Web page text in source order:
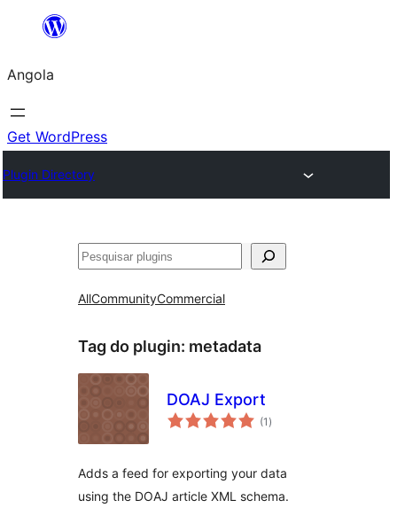
Saltar
o
conteúdo
Angola
Get WordPress
Plugin Directory
Pesquisar
AllCommunityCommercial
Tag do plugin: metadata
DOAJ Export
(1 avaliações
totais
)
Adds a feed for exporting your data
using the DOAJ article XML schema.